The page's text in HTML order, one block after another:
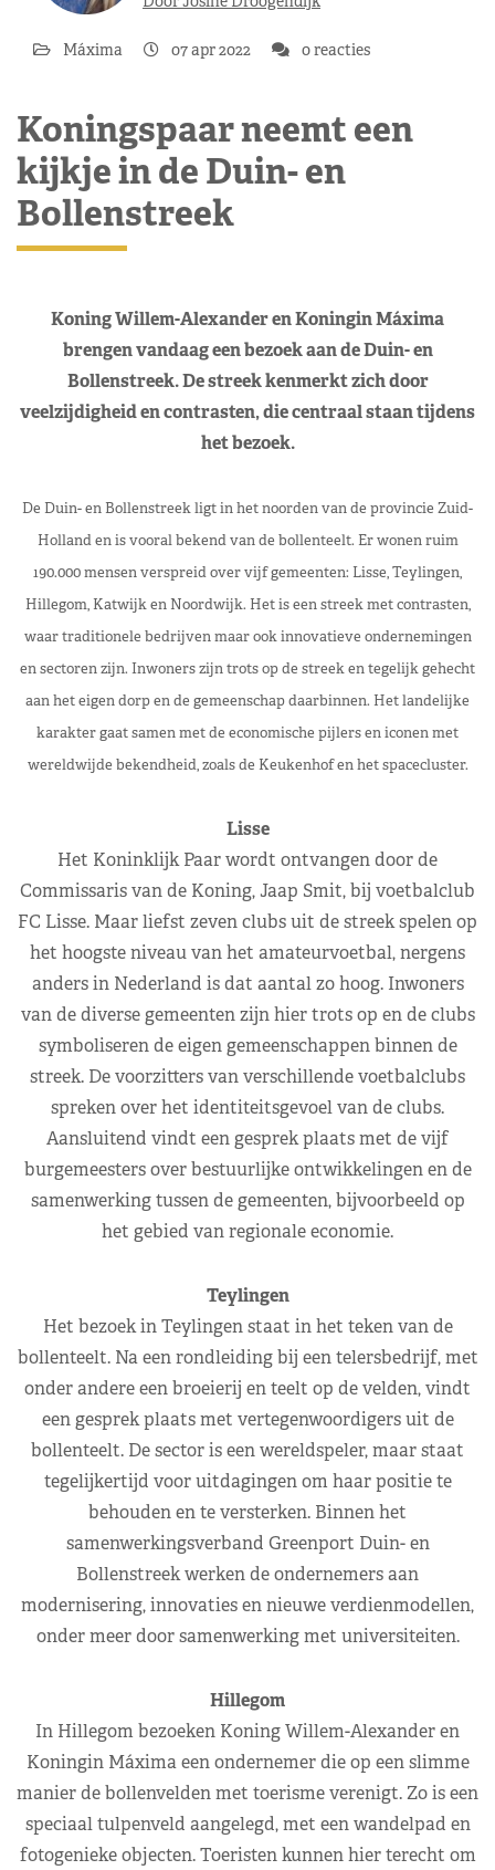
Máxima 07 apr 2022 0 reacties
Koningspaar neemt een
kijkje in de Duin- en
Bollenstreek
Koning Willem-Alexander en Koningin Máxima
brengen vandaag een bezoek aan de Duin- en
Bollenstreek. De streek kenmerkt zich door
veelzijdigheid en contrasten, die centraal staan tijdens
het bezoek.
De Duin- en Bollenstreek ligt in het noorden van de provincie Zuid-
Holland en is vooral bekend van de bollenteelt. Er wonen ruim
190.000 mensen verspreid over vijf gemeenten: Lisse, Teylingen,
Hillegom, Katwijk en Noordwijk. Het is een streek met contrasten,
waar traditionele bedrijven maar ook innovatieve ondernemingen
en sectoren zijn. Inwoners zijn trots op de streek en tegelijk gehecht
aan het eigen dorp en de gemeenschap daarbinnen. Het landelijke
karakter gaat samen met de economische pijlers en iconen met
wereldwijde bekendheid, zoals de Keukenhof en het spacecluster.
Lisse
Het Koninklijk Paar wordt ontvangen door de
Commissaris van de Koning, Jaap Smit, bij voetbalclub
FC Lisse. Maar liefst zeven clubs uit de streek spelen op
het hoogste niveau van het amateurvoetbal, nergens
anders in Nederland is dat aantal zo hoog. Inwoners
van de diverse gemeenten zijn hier trots op en de clubs
symboliseren de eigen gemeenschappen binnen de
streek. De voorzitters van verschillende voetbalclubs
spreken over het identiteitsgevoel van de clubs.
Aansluitend vindt een gesprek plaats met de vijf
burgemeesters over bestuurlijke ontwikkelingen en de
samenwerking tussen de gemeenten, bijvoorbeeld op
het gebied van regionale economie.
Teylingen
Het bezoek in Teylingen staat in het teken van de
bollenteelt. Na een rondleiding bij een telersbedrijf, met
onder andere een broeierij en teelt op de velden, vindt
een gesprek plaats met vertegenwoordigers uit de
bollenteelt. De sector is een wereldspeler, maar staat
tegelijkertijd voor uitdagingen om haar positie te
behouden en te versterken. Binnen het
samenwerkingsverband Greenport Duin- en
Bollenstreek werken de ondernemers aan
modernisering, innovaties en nieuwe verdienmodellen,
onder meer door samenwerking met universiteiten.
Hillegom
In Hillegom bezoeken Koning Willem-Alexander en
Koningin Máxima een ondernemer die op een slimme
manier de bollenvelden met toerisme verenigt. Zo is een
speciaal tulpenveld aangelegd, met een wandelpad en
fotogenieke objecten. Toeristen kunnen hier terecht om